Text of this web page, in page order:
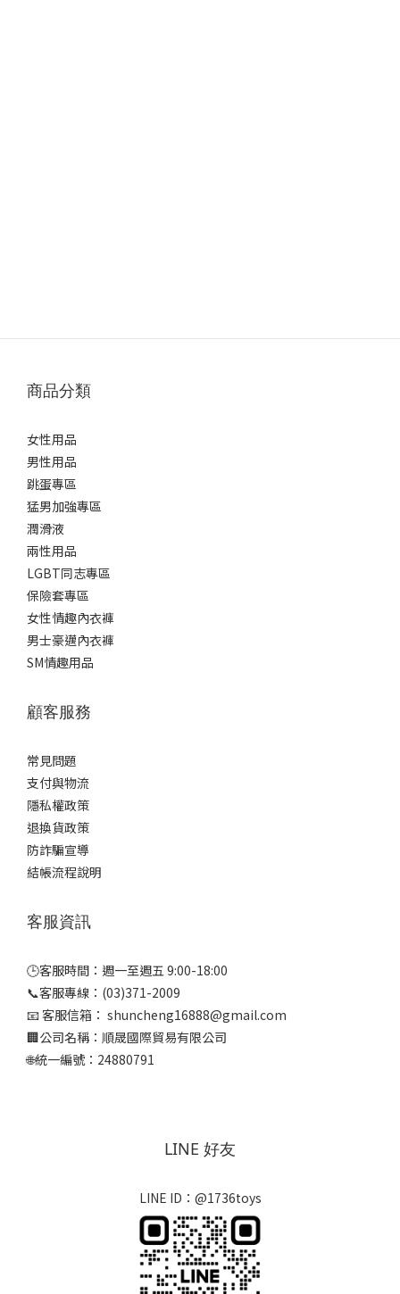
商品分類
女性用品
男性用品
跳蛋專區
猛男加強專區
潤滑液
兩性用品
LGBT同志專區
保險套專區
女性情趣內衣褲
男士豪邁內衣褲
SM情趣用品
顧客服務
常見問題
支付與物流
隱私權政策
退換貨政策
防詐騙宣導
結帳流程說明
客服資訊
🕒客服時間：週一至週五 9:00-18:00
📞客服專線：(03)371-2009
📧 客服信箱： shuncheng16888@gmail.com
🏢公司名稱：順晟國際貿易有限公司
🌐統一編號：24880791
LINE 好友
LINE ID：@1736toys